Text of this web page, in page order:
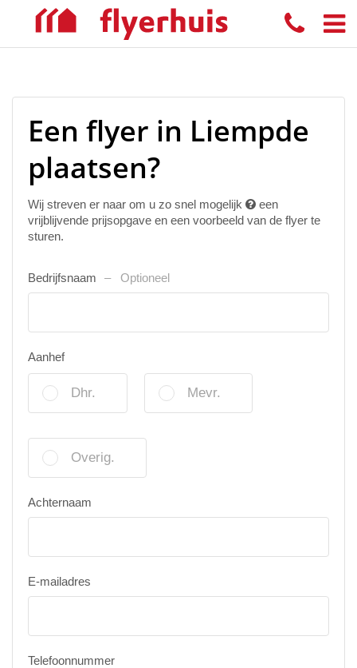
Een flyer in Liempde
plaatsen?
Wij streven er naar om u zo snel mogelijk
een
vrijblijvende prijsopgave en een voorbeeld van de flyer te
sturen.
Bedrijfsnaam Optioneel
Aanhef
Dhr. Mevr.
Overig.
Achternaam
E-mailadres
Telefoonnummer